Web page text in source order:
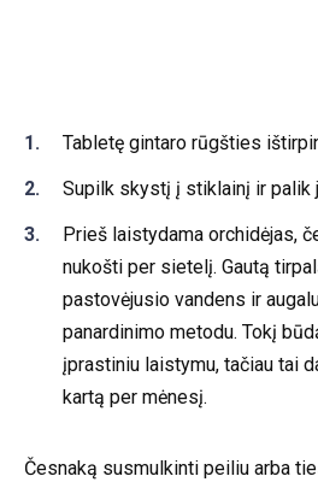
Tabletę gintaro rūgšties
Supilk skystį į stiklainį ir palik
Prieš laistydama orchidėjas,
nukošti per sietelį. Gautą
pastovėjusio vandens ir
panardinimo metodu. Tokį
įprastiniu laistymu, tačiau tai
kartą per mėnesį.
Česnaką susmulkinti peiliu arba